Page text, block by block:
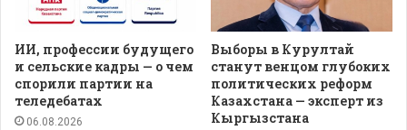
ИИ, профессии будущего
и сельские кадры — о чем
спорили партии на
теледебатах
06.08.2026
Выборы в Курултай
станут венцом глубоких
политических реформ
Казахстана — эксперт из
Кыргызстана